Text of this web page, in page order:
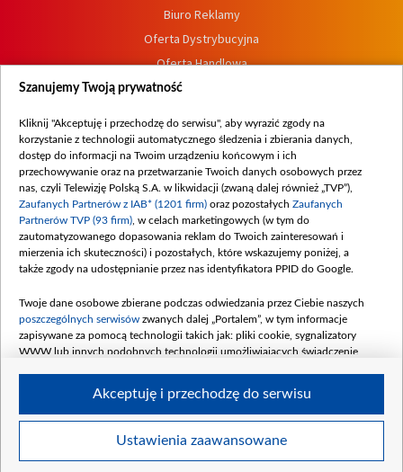
Biuro Reklamy
Oferta Dystrybucyjna
Oferta Handlowa
Dostępność
Procedura zgłoszeń wewnętrznych
© 2026 Telewizja Polska S. A. w likwidacji
Szanujemy Twoją prywatność
Kliknij "Akceptuję i przechodzę do serwisu", aby wyrazić zgody na
korzystanie z technologii automatycznego śledzenia i zbierania danych,
dostęp do informacji na Twoim urządzeniu końcowym i ich
przechowywanie oraz na przetwarzanie Twoich danych osobowych przez
nas, czyli Telewizję Polską S.A. w likwidacji (zwaną dalej również „TVP”),
Zaufanych Partnerów z IAB* (1201 firm) oraz pozostałych Zaufanych
Partnerów TVP (93 firm) , w celach marketingowych (w tym do
zautomatyzowanego dopasowania reklam do Twoich zainteresowań i
mierzenia ich skuteczności) i pozostałych, które wskazujemy poniżej, a
także zgody na udostępnianie przez nas identyfikatora PPID do Google.
Twoje dane osobowe zbierane podczas odwiedzania przez Ciebie naszych
poszczególnych serwisów zwanych dalej „Portalem”, w tym informacje
zapisywane za pomocą technologii takich jak: pliki cookie, sygnalizatory
WWW lub innych podobnych technologii umożliwiających świadczenie
Twoje dane osobowe zbierane podczas odwiedzania przez Ciebie
Ustawienia zaawansowane
Akceptuję i przechodzę do serwisu